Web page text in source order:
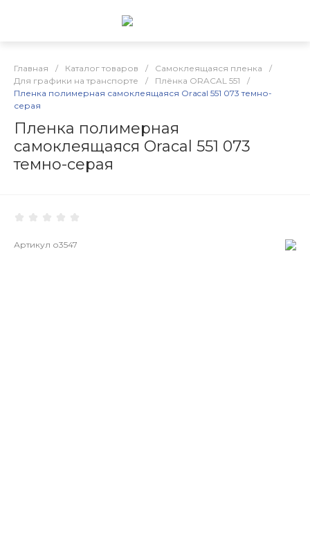
Главная / Каталог товаров / Самоклеящаяся пленка
/
Для графики на транспорте
/ Плёнка ORACAL 551
/
Пленка полимерная самоклеящаяся Oracal 551 073 темно-
серая
Пленка полимерная
самоклеящаяся Oracal 551 073
темно-серая
Артикул о3547